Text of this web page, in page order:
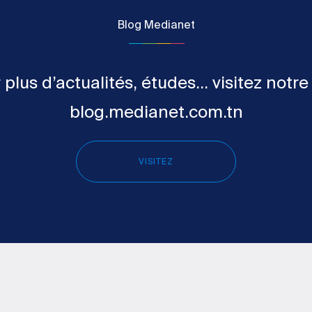
Blog Medianet
plus d’actualités, études... visitez
blog.medianet.com.tn
VISITEZ